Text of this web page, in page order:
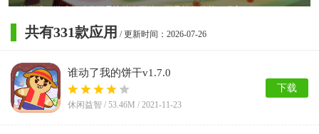
可以在游戏缓解各种压力，让身心得到舒缓。
共有331款应用 / 更新时间：2026-07-26
谁动了我的饼干v1.7.0
休闲益智 / 53.46M / 2021-11-23
下载